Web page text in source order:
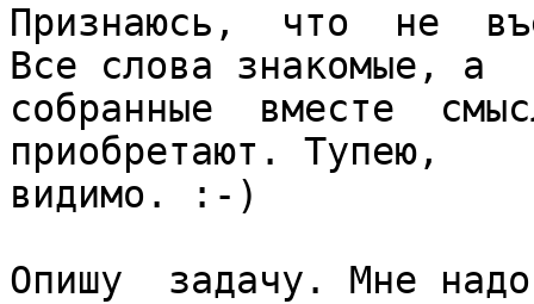
Признаюсь,  что  не
Все слова знакомые, а
собранные  вместе
приобретают. Тупею,
видимо. :-)
Опишу  задачу. Мне